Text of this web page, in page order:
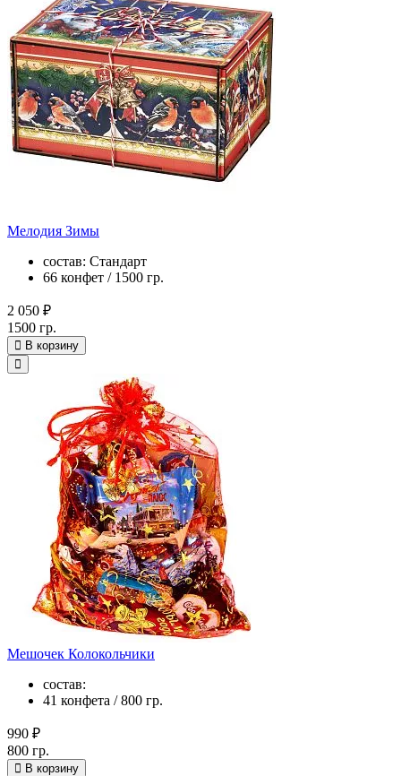
Мелодия Зимы
состав: Стандарт
66 конфет / 1500 гр.
2 050 ₽
1500 гр.
В корзину
Мешочек Колокольчики
состав:
41 конфета / 800 гр.
990 ₽
800 гр.
В корзину